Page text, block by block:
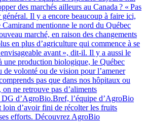
des marchés ailleurs au Canada ? « Pas
Il y a encore beaucoup à faire ici,
mentionne le nord du Québec
marché, en raison des changements
en plus d’agriculture qui commence à se
avant », dit-il. Il y a aussi le
une production biologique, le Québec
de volonté ou de vision pour l’amener
pas que dans nos hôpitaux ou
ne retrouve pas d’aliments
d’AgroBio.Bref, l’équipe d’AgroBio
loin d’avoir fini de récolter les fruits
efforts. Découvrez AgroBio